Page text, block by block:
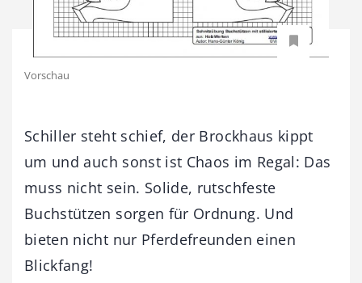
Vorschau
Schiller steht schief, der Brockhaus kippt
um und auch sonst ist Chaos im Regal: Das
muss nicht sein. Solide, rutschfeste
Buchstützen sorgen für Ordnung. Und
bieten nicht nur Pferdefreunden einen
Blickfang!